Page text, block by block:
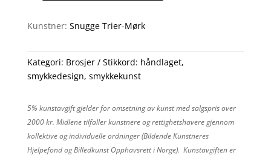
Kunstner: Snugge Trier-Mørk
Kategori: Brosjer Stikkord: håndlaget,
smykkedesign, smykkekunst
5% kunstavgift gjelder for omsetning av kunst med salgspris over
2000 kr. Midlene tilfaller kunstnere og rettighetshavere gjennom
kollektive og individuelle ordninger (Bildende Kunstneres
Hjelpefond og Billedkunst Opphavsrett i Norge). Kunstavgiften er